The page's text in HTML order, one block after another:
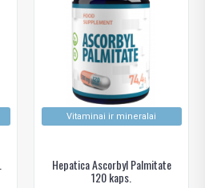
Vitaminai ir mineralai
Hepatica Ascorbyl Palmitate
120 kaps.